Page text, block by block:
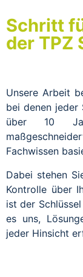
Schritt
der TPZ
Unsere Arbeit
bei denen
über 10
Fachwissen
Dabei stehen
Kontrolle über
ist der
es uns,
jeder Hinsicht